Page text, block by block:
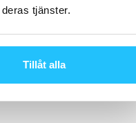
tjänster.
Tillåt alla